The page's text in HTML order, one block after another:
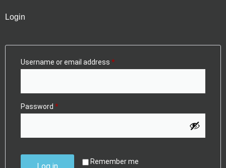
Login
Username or email address *
Password *
Remember me